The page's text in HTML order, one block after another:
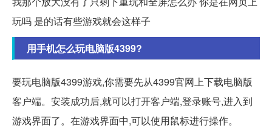
玩吗 是的话有些游戏就会这样子
用手机怎么玩电脑版4399?
要玩电脑版4399游戏,你需要先从4399官网上下载电脑版
客户端。安装成功后,就可以打开客户端,登录账号,进入到
游戏界面了。在游戏界面中,可以使用鼠标进行操作。